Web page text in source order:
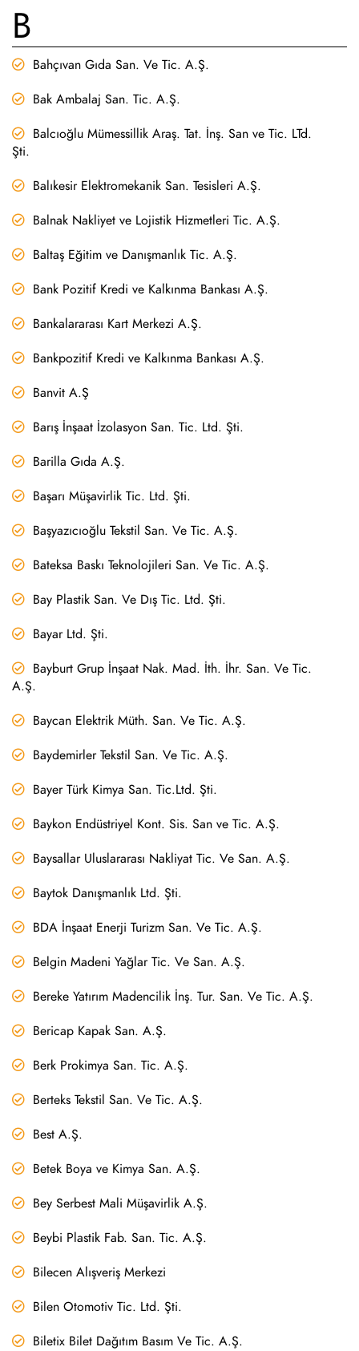
B
Bahçıvan Gıda San. Ve Tic. A.Ş.
Bak Ambalaj San. Tic. A.Ş.
Balcıoğlu Mümessillik Araş. Tat. İnş. San ve Tic. LTd.
Şti.
Balıkesir Elektromekanik San. Tesisleri A.Ş.
Balnak Nakliyet ve Lojistik Hizmetleri Tic. A.Ş.
Baltaş Eğitim ve Danışmanlık Tic. A.Ş.
Bank Pozitif Kredi ve Kalkınma Bankası A.Ş.
Bankalararası Kart Merkezi A.Ş.
Bankpozitif Kredi ve Kalkınma Bankası A.Ş.
Banvit A.Ş
Barış İnşaat İzolasyon San. Tic. Ltd. Şti.
Barilla Gıda A.Ş.
Başarı Müşavirlik Tic. Ltd. Şti.
Başyazıcıoğlu Tekstil San. Ve Tic. A.Ş.
Bateksa Baskı Teknolojileri San. Ve Tic. A.Ş.
Bay Plastik San. Ve Dış Tic. Ltd. Şti.
Bayar Ltd. Şti.
Bayburt Grup İnşaat Nak. Mad. İth. İhr. San. Ve Tic.
A.Ş.
Baycan Elektrik Müth. San. Ve Tic. A.Ş.
Baydemirler Tekstil San. Ve Tic. A.Ş.
Bayer Türk Kimya San. Tic.Ltd. Şti.
Baykon Endüstriyel Kont. Sis. San ve Tic. A.Ş.
Baysallar Uluslararası Nakliyat Tic. Ve San. A.Ş.
Baytok Danışmanlık Ltd. Şti.
BDA İnşaat Enerji Turizm San. Ve Tic. A.Ş.
Belgin Madeni Yağlar Tic. Ve San. A.Ş.
Bereke Yatırım Madencilik İnş. Tur. San. Ve Tic. A.Ş.
Bericap Kapak San. A.Ş.
Berk Prokimya San. Tic. A.Ş.
Berteks Tekstil San. Ve Tic. A.Ş.
Best A.Ş.
Betek Boya ve Kimya San. A.Ş.
Bey Serbest Mali Müşavirlik A.Ş.
Beybi Plastik Fab. San. Tic. A.Ş.
Bilecen Alışveriş Merkezi
Bilen Otomotiv Tic. Ltd. Şti.
Biletix Bilet Dağıtım Basım Ve Tic. A.Ş.